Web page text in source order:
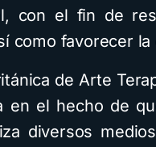
con el fin de
como favorecer la
de Arte
en el hecho de
diversos